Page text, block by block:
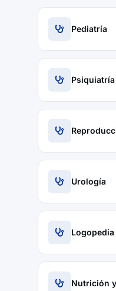
Pediatría
Psiquiatría
Urología
Logopedia
Nutrición